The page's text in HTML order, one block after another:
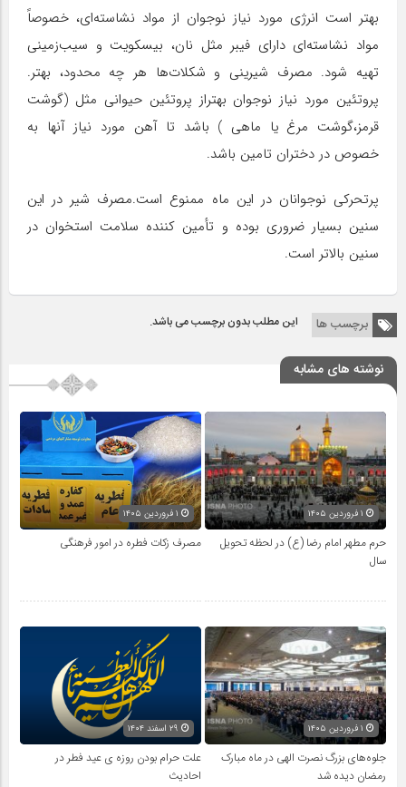
بهتر است انرژی مورد نیاز نوجوان از مواد نشاسته‌ای، خصوصاً
مواد نشاسته‌ای دارای فیبر مثل نان، بیسکویت و سیب‌زمینی
تهیه شود. مصرف شیرینی و شکلات‌ها هر چه محدود، بهتر.
پروتئین مورد نیاز نوجوان بهتراز پروتئین حیوانی مثل (گوشت
قرمز،گوشت مرغ یا ماهی ) باشد تا آهن مورد نیاز آنها به
خصوص در دختران تامین باشد.
پرتحرکی نوجوانان در این ماه ممنوع است.مصرف شیر در این
سنین بسیار ضروری بوده و تأمین کننده سلامت استخوان در
سنین بالاتر است.
برچسب ها این مطلب بدون برچسب می باشد.
نوشته های مشابه
حرم مطهر امام رضا (ع) در لحظه تحویل
سال
مصرف زکات فطره در امور فرهنگی
جلوه‌های بزرگ نصرت الهی در ماه مبارک
رمضان دیده شد
علت حرام بودن روزه ی عید فطر در
احادیث